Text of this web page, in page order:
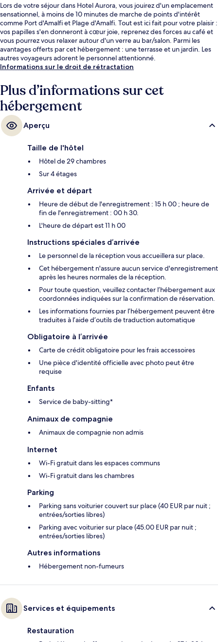
Lors de votre séjour dans Hotel Aurora, vous jouirez d'un emplacement
sensationnel, à moins de 10 minutes de marche de points d'intérêt
comme Port d'Amalfi et Plage d'Amalfi. Tout est ici fait pour votre plaisir :
vos papilles s'en donneront à cœur joie, reprenez des forces au café et
vous pourrez vous relaxer autour d'un verre au bar/salon. Parmi les
avantages offerts par cet hébergement : une terrasse et un jardin. Les
autres voyageurs adorent le personnel attentionné.
Informations sur le droit de rétractation
Plus d’informations sur cet
hébergement
Aperçu
Taille de l'hôtel
Hôtel de 29 chambres
Sur 4 étages
Arrivée et départ
Heure de début de l'enregistrement : 15 h 00 ; heure de
fin de l'enregistrement : 00 h 30.
L'heure de départ est 11 h 00
Instructions spéciales d’arrivée
Le personnel de la réception vous accueillera sur place.
Cet hébergement n'assure aucun service d'enregistrement
après les heures normales de la réception.
Pour toute question, veuillez contacter l’hébergement aux
coordonnées indiquées sur la confirmation de réservation.
Les informations fournies par l’hébergement peuvent être
traduites à l’aide d’outils de traduction automatique
Obligatoire à l’arrivée
Carte de crédit obligatoire pour les frais accessoires
Une pièce d'identité officielle avec photo peut être
requise
Enfants
Service de baby-sitting*
Animaux de compagnie
Animaux de compagnie non admis
Internet
Wi-Fi gratuit dans les espaces communs
Wi-Fi gratuit dans les chambres
Parking
Parking sans voiturier couvert sur place (40 EUR par nuit ;
entrées/sorties libres)
Parking avec voiturier sur place (45.00 EUR par nuit ;
entrées/sorties libres)
Autres informations
Hébergement non-fumeurs
Services et équipements
Restauration